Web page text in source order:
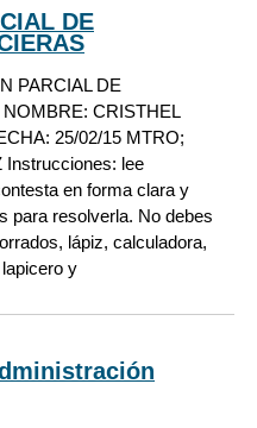
DE
PARCIAL DE
CRISTHEL
25/02/15 MTRO;
Instrucciones: lee
en forma clara y
para resolverla. No debes
lápiz, calculadora,
y